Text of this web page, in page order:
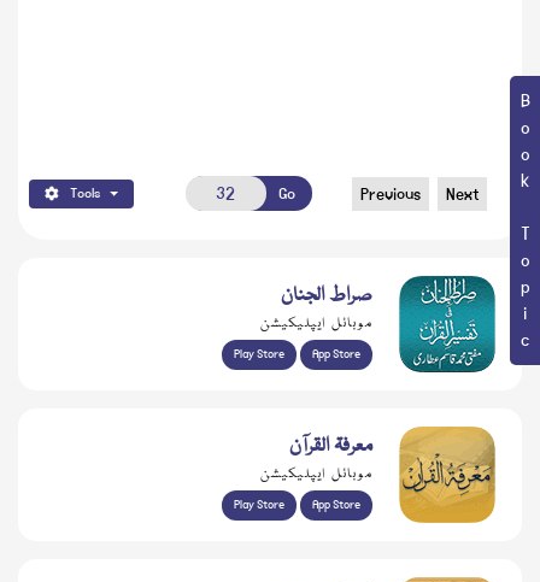
Book Topic
Tools Go Previous Next
صراط الجنان
موبائل ایپلیکیشن
Play Store App Store
معرفۃ القرآن
موبائل ایپلیکیشن
Play Store App Store